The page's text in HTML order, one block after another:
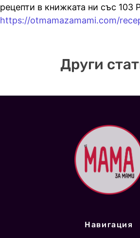
рецепти в книжката ни със 103
https://otmamazamami.com/
Други
Навигация